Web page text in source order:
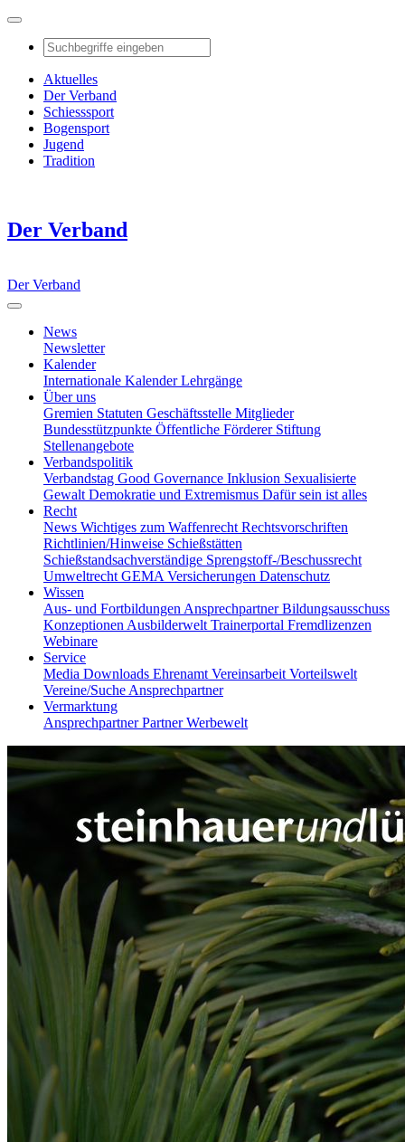
Aktuelles
Der Verband
Schiesssport
Bogensport
Jugend
Tradition
Der Verband
Der Verband
News
Newsletter
Kalender
Internationale KalenderLehrgänge
Über uns
Gremien Statuten Geschäftsstelle Mitglieder
Bundesstützpunkte Öffentliche Förderer Stiftung
Stellenangebote
Verbandspolitik
Verbandstag Good Governance Inklusion Sexualisierte
Gewalt Demokratie und Extremismus Dafür sein ist alles
Recht
News Wichtiges zum Waffenrecht Rechtsvorschriften
Richtlinien/Hinweise Schießstätten
Schießstandsachverständige Sprengstoff-/Beschussrecht
Umweltrecht GEMA Versicherungen Datenschutz
Wissen
Aus- und Fortbildungen AnsprechpartnerBildungsausschuss
Konzeptionen Ausbilderwelt Trainerportal Fremdlizenzen
Webinare
Service
Media Downloads Ehrenamt Vereinsarbeit Vorteilswelt
Vereine/Suche Ansprechpartner
Vermarktung
AnsprechpartnerPartnerWerbewelt